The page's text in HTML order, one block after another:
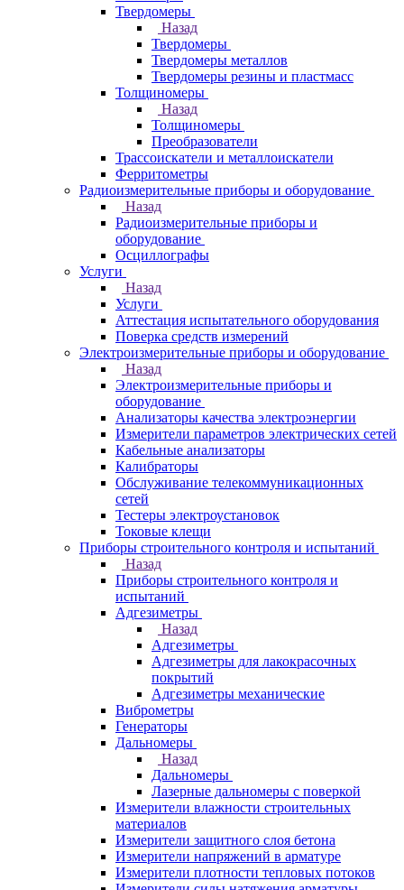
Твердомеры
Назад
Твердомеры
Твердомеры металлов
Твердомеры резины и пластмасс
Толщиномеры
Назад
Толщиномеры
Преобразователи
Трассоискатели и металлоискатели
Ферритометры
Радиоизмерительные приборы и оборудование
Назад
Радиоизмерительные приборы и
оборудование
Осциллографы
Услуги
Назад
Услуги
Аттестация испытательного оборудования
Поверка средств измерений
Электроизмерительные приборы и оборудование
Назад
Электроизмерительные приборы и
оборудование
Анализаторы качества электроэнергии
Измерители параметров электрических сетей
Кабельные анализаторы
Калибраторы
Обслуживание телекоммуникационных
сетей
Тестеры электроустановок
Токовые клещи
Приборы строительного контроля и испытаний
Назад
Приборы строительного контроля и
испытаний
Адгезиметры
Назад
Адгезиметры
Адгезиметры для лакокрасочных
покрытий
Адгезиметры механические
Виброметры
Генераторы
Дальномеры
Назад
Дальномеры
Лазерные дальномеры с поверкой
Измерители влажности строительных
материалов
Измерители защитного слоя бетона
Измерители напряжений в арматуре
Измерители плотности тепловых потоков